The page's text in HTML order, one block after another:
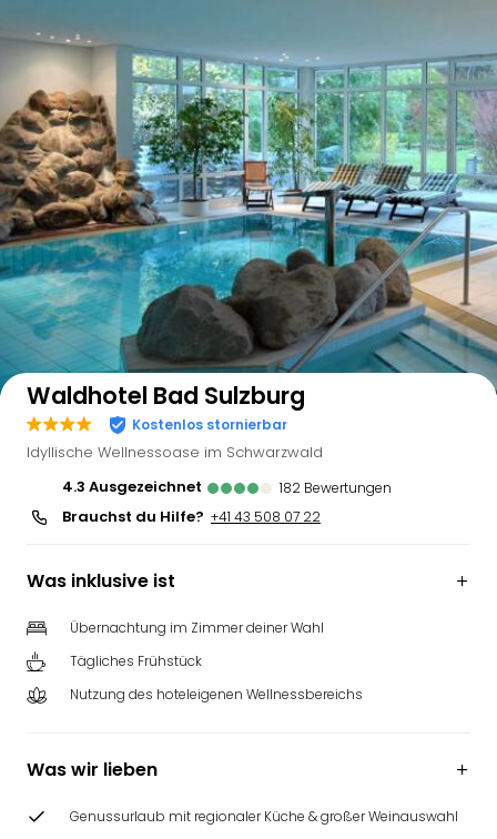
Auf der Karte anzeigen
Waldhotel Bad Sulzburg
Kostenlos stornierbar
Idyllische Wellnessoase im Schwarzwald
4.3
ausgezeichnet 182 Bewertungen
Brauchst du Hilfe? +41 43 508 07 22
Was inklusive ist
Übernachtung im Zimmer deiner Wahl
Tägliches Frühstück
Nutzung des hoteleigenen Wellnessbereichs
Was wir lieben
Genussurlaub mit regionaler Küche & großer Weinauswahl